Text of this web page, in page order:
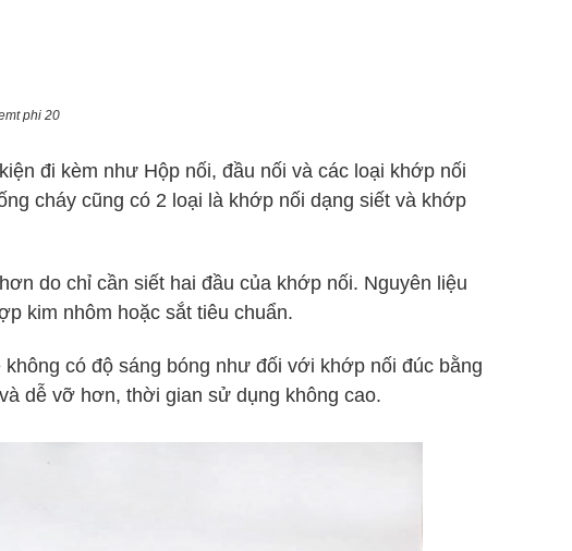
phi 20
đi kèm như Hộp nối, đầu nối và các loại khớp nối
cháy cũng có 2 loại là khớp nối dạng siết và khớp
do chỉ cần siết hai đầu của khớp nối. Nguyên liệu
kim nhôm hoặc sắt tiêu chuẩn.
có độ sáng bóng như đối với khớp nối đúc bằng
dễ vỡ hơn, thời gian sử dụng không cao.